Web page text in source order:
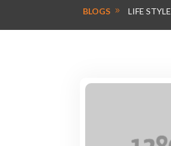
BLOGS LIFE STYLE